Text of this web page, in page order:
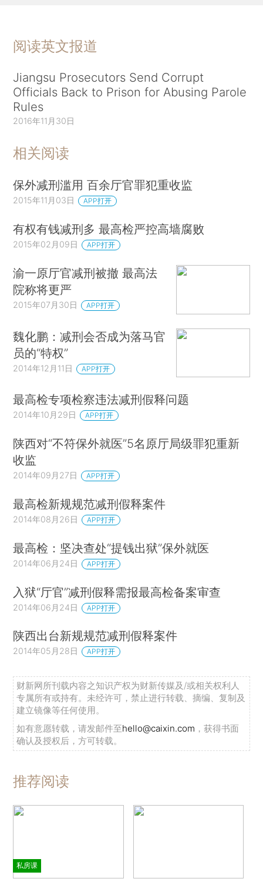
阅读英文报道
Jiangsu Prosecutors Send Corrupt
Officials Back to Prison for Abusing Parole
Rules
2016年11月30日
相关阅读
保外减刑滥用 百余厅官罪犯重收监
2015年11月03日 APP打开
有权有钱减刑多 最高检严控高墙腐败
2015年02月09日 APP打开
渝一原厅官减刑被撤 最高法
院称将更严
2015年07月30日 APP打开
魏化鹏：减刑会否成为落马官
员的“特权”
2014年12月11日 APP打开
最高检专项检察违法减刑假释问题
2014年10月29日 APP打开
陕西对“不符保外就医”5名原厅局级罪犯重新
收监
2014年09月27日 APP打开
最高检新规规范减刑假释案件
2014年08月26日 APP打开
最高检：坚决查处“提钱出狱”保外就医
2014年06月24日 APP打开
入狱“厅官”减刑假释需报最高检备案审查
2014年06月24日 APP打开
陕西出台新规规范减刑假释案件
2014年05月28日 APP打开
财新网所刊载内容之知识产权为财新传媒及/或相关权利人
专属所有或持有。未经许可，禁止进行转载、摘编、复制及
建立镜像等任何使用。
如有意愿转载，请发邮件至hello@caixin.com ，获得书面
确认及授权后，方可转载。
推荐阅读
私房课